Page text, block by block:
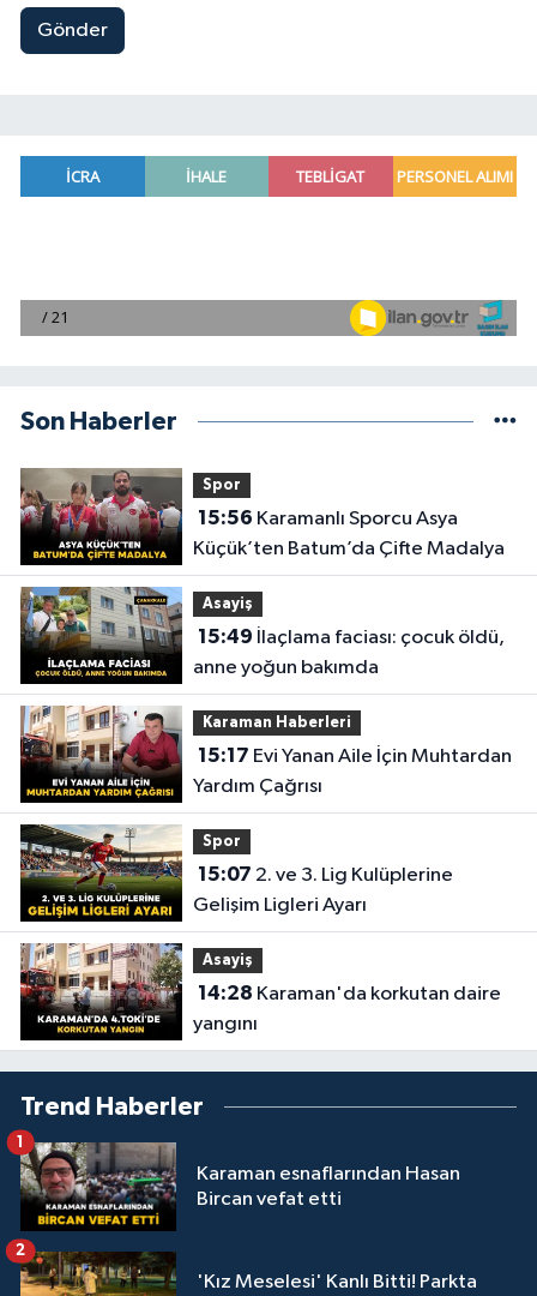
Gönder
Son Haberler
Spor
15:56
Küçük’ten Batum’da Çifte Madalya
Asayiş
15:49
anne yoğun bakımda
Karaman Haberleri
15:17
Yardım Çağrısı
Spor
15:07
Gelişim Ligleri Ayarı
Asayiş
14:28
yangını
Trend Haberler
Karaman esnaflarından Hasan
Bircan vefat etti
1
'Kız Meselesi' Kanlı Bitti! Parkta
2